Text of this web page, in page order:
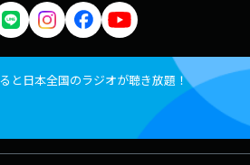
と日本全国のラジオが聴き放題！